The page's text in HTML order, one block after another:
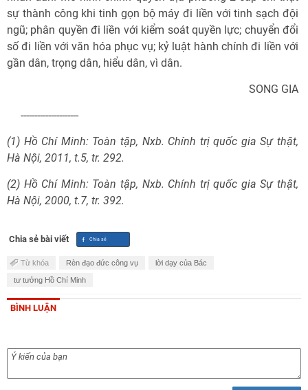
sự thành công khi tinh gọn bộ máy đi liền với tinh sạch đội
ngũ; phân quyền đi liền với kiểm soát quyền lực; chuyển đổi
số đi liền với văn hóa phục vụ; kỷ luật hành chính đi liền với
gần dân, trọng dân, hiểu dân, vì dân.
SONG GIA
---------------------
(1) Hồ Chí Minh: Toàn tập, Nxb. Chính trị quốc gia Sự thật,
Hà Nội, 2011, t.5, tr. 292.
(2) Hồ Chí Minh: Toàn tập, Nxb. Chính trị quốc gia Sự thật,
Hà Nội, 2000, t.7, tr. 392.
Chia sẻ bài viết
Từ khóa Rèn đạo đức công vụ lời dạy của Bác
tư tưởng Hồ Chí Minh
BÌNH LUẬN